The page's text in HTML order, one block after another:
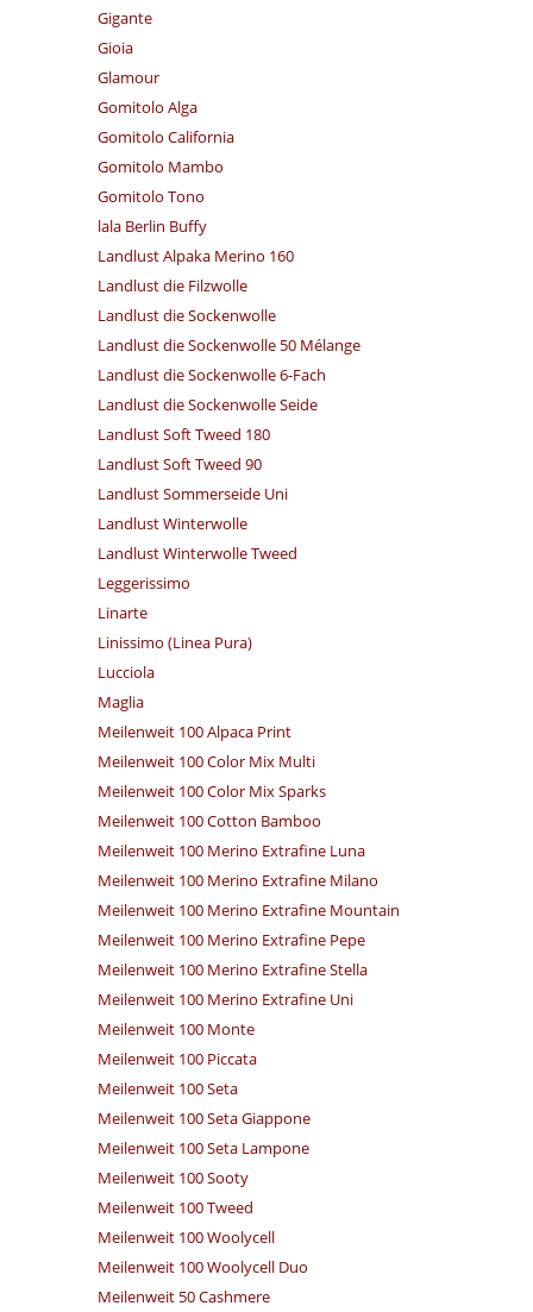
Gigante
Gioia
Glamour
Gomitolo Alga
Gomitolo California
Gomitolo Mambo
Gomitolo Tono
lala Berlin Buffy
Landlust Alpaka Merino 160
Landlust die Filzwolle
Landlust die Sockenwolle
Landlust die Sockenwolle 50 Mélange
Landlust die Sockenwolle 6-Fach
Landlust die Sockenwolle Seide
Landlust Soft Tweed 180
Landlust Soft Tweed 90
Landlust Sommerseide Uni
Landlust Winterwolle
Landlust Winterwolle Tweed
Leggerissimo
Linarte
Linissimo (Linea Pura)
Lucciola
Maglia
Meilenweit 100 Alpaca Print
Meilenweit 100 Color Mix Multi
Meilenweit 100 Color Mix Sparks
Meilenweit 100 Cotton Bamboo
Meilenweit 100 Merino Extrafine Luna
Meilenweit 100 Merino Extrafine Milano
Meilenweit 100 Merino Extrafine Mountain
Meilenweit 100 Merino Extrafine Pepe
Meilenweit 100 Merino Extrafine Stella
Meilenweit 100 Merino Extrafine Uni
Meilenweit 100 Monte
Meilenweit 100 Piccata
Meilenweit 100 Seta
Meilenweit 100 Seta Giappone
Meilenweit 100 Seta Lampone
Meilenweit 100 Sooty
Meilenweit 100 Tweed
Meilenweit 100 Woolycell
Meilenweit 100 Woolycell Duo
Meilenweit 50 Cashmere